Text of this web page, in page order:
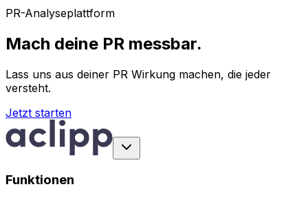
PR-Analyseplattform
Mach deine PR messbar.
Lass uns aus deiner PR Wirkung machen, die jeder
versteht.
Jetzt starten
Funktionen